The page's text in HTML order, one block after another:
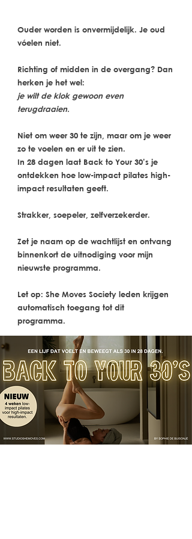
Ouder worden is onvermijdelijk. Je oud
vóelen niet.
Richting of midden in de overgang? Dan
herken je het wel:
je wilt de klok gewoon even
terugdraaien.
Niet om weer 30 te zijn , maar om je weer
zo te voelen en er uit te zien.
In 28 dagen laat Back to Your 30’s je
ontdekken hoe low-impact pilates high-
impact resultaten geeft.
Strakker, soepeler, zelfverzekerder.
Zet je naam op de wachtlijst en ontvang
binnenkort de uitnodiging voor mijn
nieuwste programma.
Let op: She Moves Society leden krijgen
automatisch toegang tot dit
programma.